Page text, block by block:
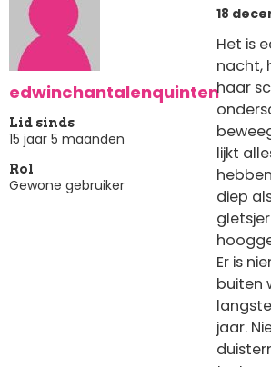
edwinchantalenquinten
Lid sinds
15 jaar 5 maanden
Rol
Gewone gebruiker
18
Het is
nacht,
haar
lijkt
diep
Er is
buiten
jaar.